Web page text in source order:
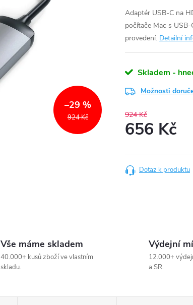
924 Kč
–29 %
Adaptér USB-C na
počítače Mac s
provedení. Detailní
Skladem -
Možnosti
924 Kč
656 Kč
cena:
Dotaz k produktu
Vše máme skladem
40.000+ kusů zboží ve vlastním
skladu.
Výdejní
12.000+
a SR.